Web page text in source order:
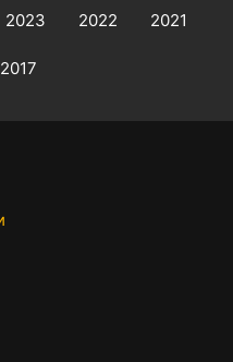
2023 2022 2021
2017